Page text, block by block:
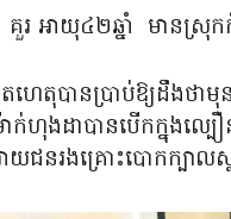
រ អាយុ៤២ឆ្នាំ មានស្រុ
តហេតុបានប្រាប់ឱ្យដឹងថ
ក់ហុងដាបានបើកក្នុងល្
ជនរងគ្រោះបោកក្បាលស្